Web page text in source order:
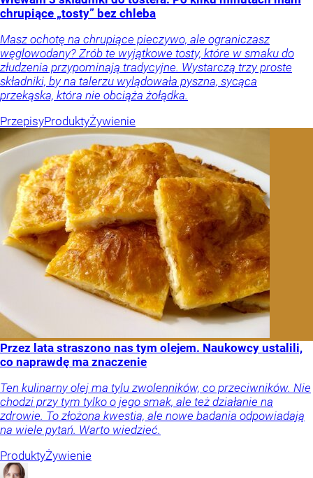
chrupiące „tosty” bez chleba
Masz ochotę na chrupiące pieczywo, ale ograniczasz
węglowodany? Zrób te wyjątkowe tosty, które w smaku do
złudzenia przypominają tradycyjne. Wystarczą trzy proste
składniki, by na talerzu wylądowała pyszna, sycąca
przekąska, która nie obciąża żołądka.
PrzepisyProduktyŻywienie
Przez lata straszono nas tym olejem. Naukowcy ustalili,
co naprawdę ma znaczenie
Ten kulinarny olej ma tylu zwolenników, co przeciwników. Nie
chodzi przy tym tylko o jego smak, ale też działanie na
zdrowie. To złożona kwestia, ale nowe badania odpowiadają
na wiele pytań. Warto wiedzieć.
ProduktyŻywienie